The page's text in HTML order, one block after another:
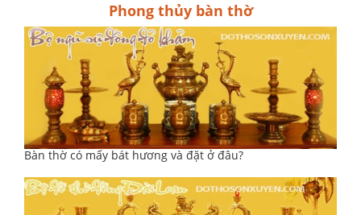
Phong thủy bàn thờ
Bàn thờ có mấy bát hương và đặt ở đâu?